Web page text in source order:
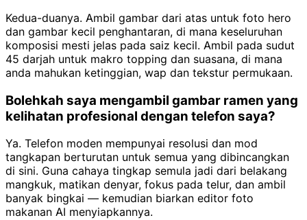
Kedua-duanya. Ambil gambar dari atas untuk foto hero
dan gambar kecil penghantaran, di mana keseluruhan
komposisi mesti jelas pada saiz kecil. Ambil pada sudut
45 darjah untuk makro topping dan suasana, di mana
anda mahukan ketinggian, wap dan tekstur permukaan.
Bolehkah saya mengambil gambar ramen yang
kelihatan profesional dengan telefon saya?
Ya. Telefon moden mempunyai resolusi dan mod
tangkapan berturutan untuk semua yang dibincangkan
di sini. Guna cahaya tingkap semula jadi dari belakang
mangkuk, matikan denyar, fokus pada telur, dan ambil
banyak bingkai — kemudian biarkan editor foto
makanan AI menyiapkannya.